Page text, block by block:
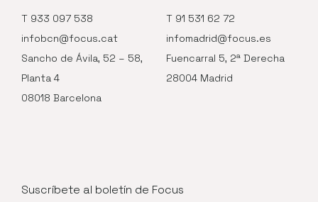
T 933 097 538
infobcn@focus.cat
Sancho de Ávila, 52 – 58,
Planta 4
08018 Barcelona
T 91 531 62 72
infomadrid@focus.es
Fuencarral 5, 2ª Derecha
28004 Madrid
Suscríbete al boletín de Focus